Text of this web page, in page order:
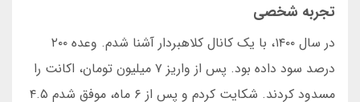
تجربه شخصی
در سال ۱۴۰۰، با یک کانال کلاهبردار آشنا شدم. وعده ۲۰۰
درصد سود داده بود. پس از واریز ۷ میلیون تومان، اکانت را
مسدود کردند. شکایت کردم و پس از ۶ ماه، موفق شدم ۴.۵